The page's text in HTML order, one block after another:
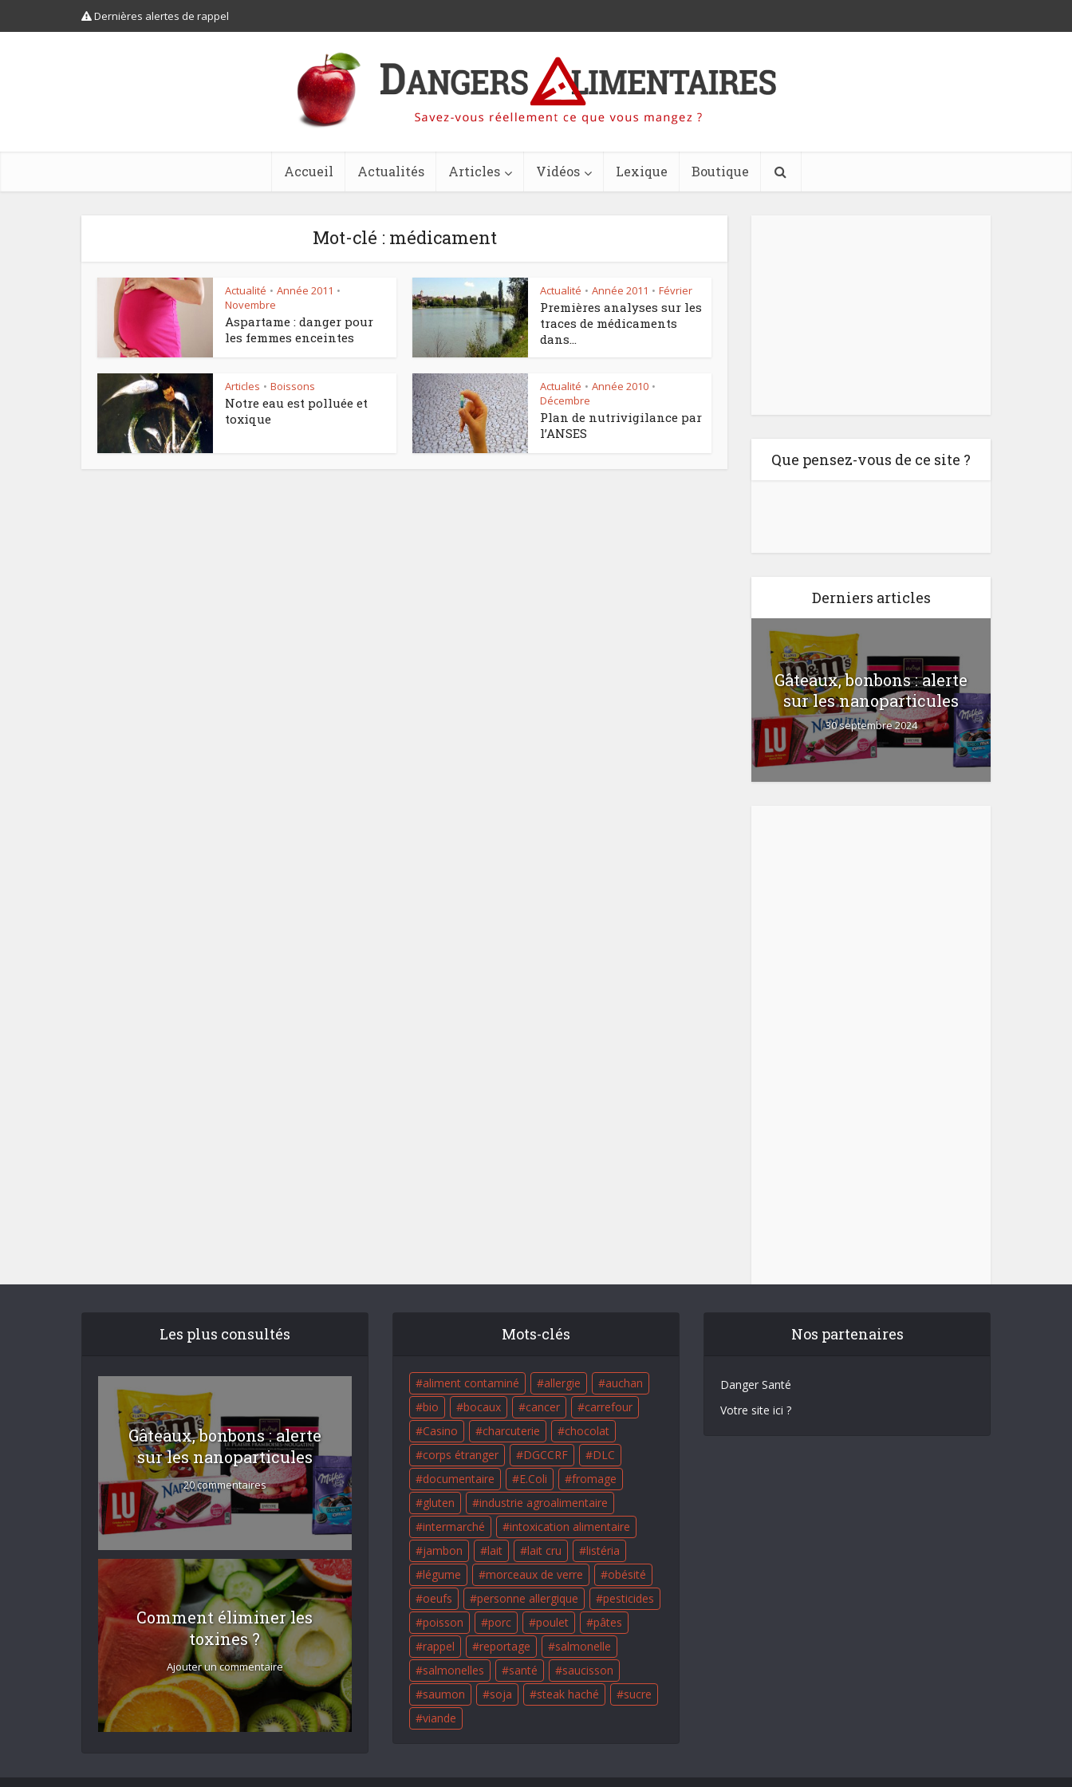
Dernières alertes de rappel
Accueil Actualités Articles Vidéos Lexique Boutique
Mot-clé : médicament
Actualité • Année 2011 •
Novembre
Aspartame : danger pour
les femmes enceintes
Actualité • Année 2011 • Février
Premières analyses sur les
traces de médicaments
dans...
Articles • Boissons
Notre eau est polluée et
toxique
Actualité • Année 2010 •
Décembre
Plan de nutrivigilance par
l’ANSES
Que pensez-vous de ce site ?
Derniers articles
Gâteaux, bonbons : alerte
sur les nanoparticules
30 septembre 2024
Les plus consultés
Gâteaux, bonbons : alerte
sur les nanoparticules
20 commentaires
Comment éliminer les
toxines ?
Ajouter un commentaire
Mots-clés
aliment contaminé allergie
auchan
bio
bocaux cancer
carrefour
Casino
charcuterie
chocolat
corps étranger
DGCCRF
DLC
documentaire
E.Coli
fromage
gluten
industrie agroalimentaire
intermarché
intoxication alimentaire
jambon
lait lait cru
listéria
légume
morceaux de verre
obésité
oeufs
personne allergique
pesticides
poisson
porc poulet
pâtes
rappel
reportage
salmonelle
salmonelles
santé
saucisson
saumon
soja steak haché
sucre
viande
Nos partenaires
Danger Santé
Votre site ici ?